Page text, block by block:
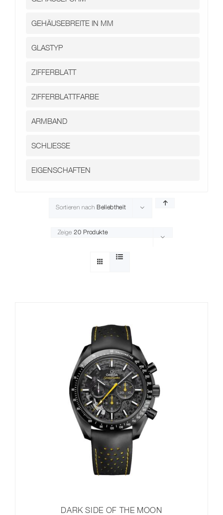
Kontakt
Sortieren nach Beliebtheit
Zeige20 Produkte
DARK SIDE OF THE MOON